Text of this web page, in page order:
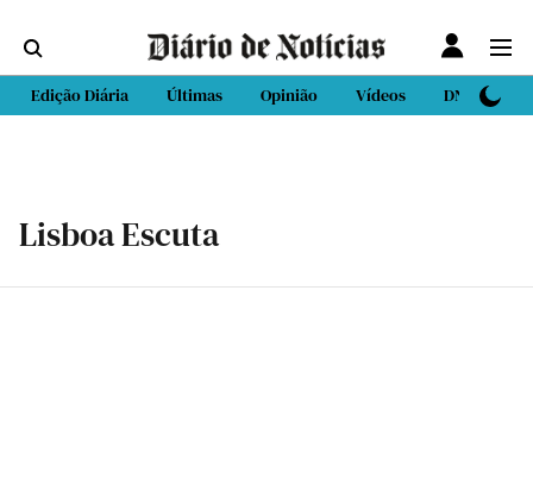
Edição Diária Últimas Opinião Vídeos DN Sport
Lisboa Escuta